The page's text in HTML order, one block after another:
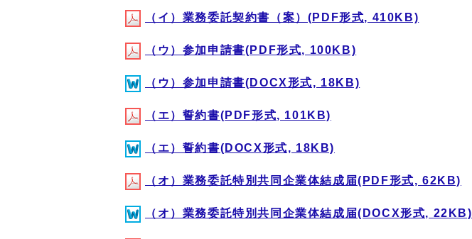
（イ）業務委託契約書（案）(PDF形式, 410KB)
（ウ）参加申請書(PDF形式, 100KB)
（ウ）参加申請書(DOCX形式, 18KB)
（エ）誓約書(PDF形式, 101KB)
（エ）誓約書(DOCX形式, 18KB)
（オ）業務委託特別共同企業体結成届(PDF形式, 62KB)
（オ）業務委託特別共同企業体結成届(DOCX形式, 22KB)